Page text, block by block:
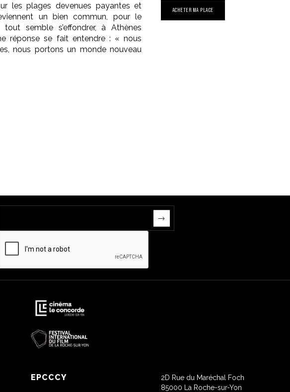
les plages devenues payantes et
un bien commun, pour le
semble s’effondrer, à Athènes
réponse se fait entendre : « nous
nous portons un monde nouveau
ACHETER MA PLACE
EPCCCY
2D Rue du Maréchal Foch
85000 La Roche-sur-Yon